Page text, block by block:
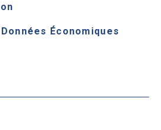
Économiques